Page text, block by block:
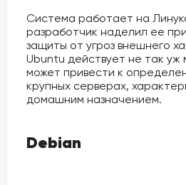
Система работает на
разработчик наделил ее
защиты от угроз внешнего
Ubuntu действует не так уж
может привести к
крупных серверах,
домашним назначением.
Debian